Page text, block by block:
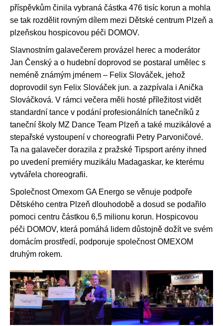
příspěvkům činila vybraná částka 476 tisíc korun a mohla
se tak rozdělit rovným dílem mezi Dětské centrum Plzeň a
plzeňskou hospicovou péči DOMOV.
Slavnostním galavečerem provázel herec a moderátor
Jan Čenský a o hudební doprovod se postaral umělec s
neméně známým jménem – Felix Slováček, jehož
doprovodil syn Felix Slováček jun. a zazpívala i Anička
Slováčková. V rámci večera měli hosté příležitost vidět
standardní tance v podání profesionálních tanečníků z
taneční školy MZ Dance Team Plzeň a také muzikálové a
stepařské vystoupení v choreografii Petry Parvoničové.
Ta na galavečer dorazila z pražské Tipsport arény ihned
po uvedení premiéry muzikálu Madagaskar, ke kterému
vytvářela choreografii.
Společnost Omexom GA Energo se věnuje podpoře
Dětského centra Plzeň dlouhodobě a dosud se podařilo
pomoci centru částkou 6,5 milionu korun. Hospicovou
péči DOMOV, která pomáhá lidem důstojně dožít ve svém
domácím prostředí, podporuje společnost OMEXOM
druhým rokem.